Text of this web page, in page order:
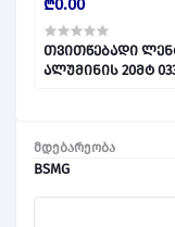
მდებარეობა
BSMG
₾0.00
თვითწებადი